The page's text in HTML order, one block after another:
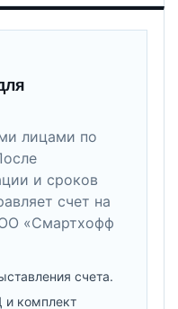
лицами по
и сроков
счет на
«Смартхофф
счета.
и комплект